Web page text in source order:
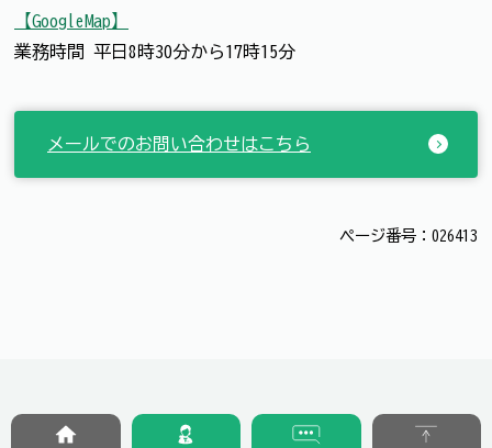
【GoogleMap】
業務時間 平日8時30分から17時15分
メールでのお問い合わせはこちら
ページ番号：026413